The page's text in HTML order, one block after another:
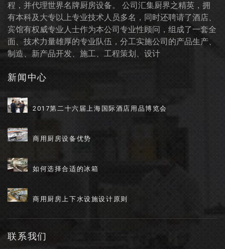
程，并代理世界名牌厨房设备。 公司汇集厨界之精英，拥
有本科及大专以上专业技术人员多名，同时还聘请了酒店、
宾馆有权威专业人士作为本公司专业性顾问，组成了一套全
面、技术力量雄厚的专业队伍，分工实施公司的产品生产、
制造、新产品开发、施工、工程策划、设计
新闻中心
2017第二十六届上海国际酒店用品博览会
商用厨房设备优势
如何选择合适的冰箱
商用厨房上下水设施设计原则
联系我们